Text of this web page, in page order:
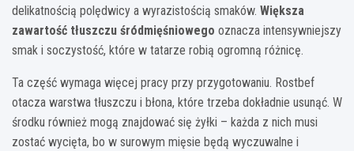
delikatnością polędwicy a wyrazistością smaków. Większa
zawartość tłuszczu śródmięśniowego oznacza intensywniejszy
smak i soczystość, które w tatarze robią ogromną różnicę.
Ta część wymaga więcej pracy przy przygotowaniu. Rostbef
otacza warstwa tłuszczu i błona, które trzeba dokładnie usunąć. W
środku również mogą znajdować się żyłki – każda z nich musi
zostać wycięta, bo w surowym mięsie będą wyczuwalne i